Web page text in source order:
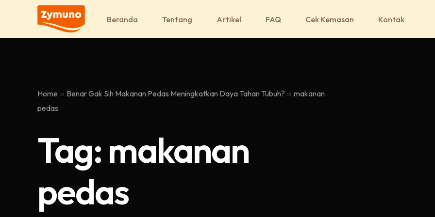
Beranda Tentang Artikel FAQ Cek Kemasan Kontak
Home Benar Gak Sih Makanan Pedas Meningkatkan Daya Tahan Tubuh?
makanan
pedas
Tag:makanan
pedas